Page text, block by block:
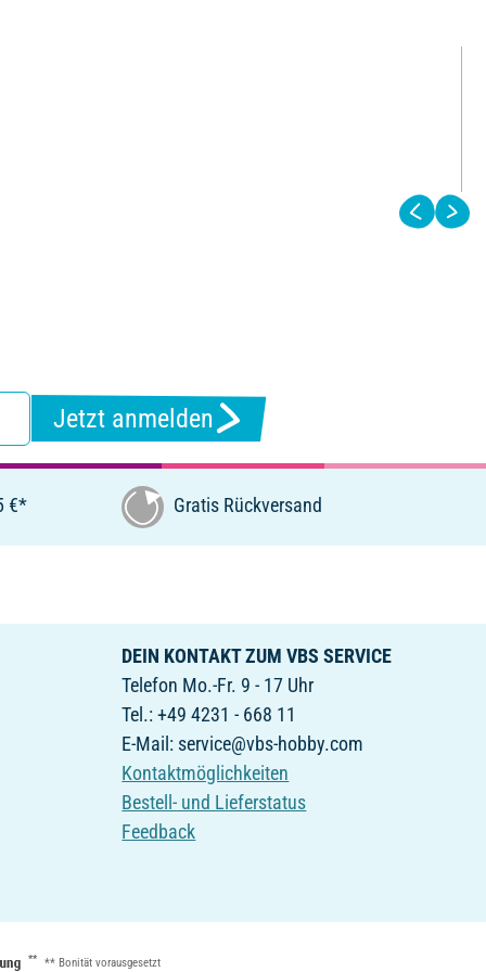
Jetzt anmelden
€* Gratis Rückversand
DEIN KONTAKT ZUM VBS SERVICE
Telefon Mo.-Fr. 9 - 17 Uhr
Tel.: +49 4231 - 668 11
E-Mail: service@vbs-hobby.com
Kontaktmöglichkeiten
Bestell- und Lieferstatus
Feedback
** ** Bonität vorausgesetzt